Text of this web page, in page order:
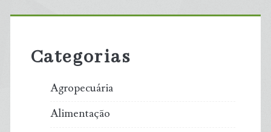
Primary
Sidebar
Categorias
Agropecuária
Alimentação